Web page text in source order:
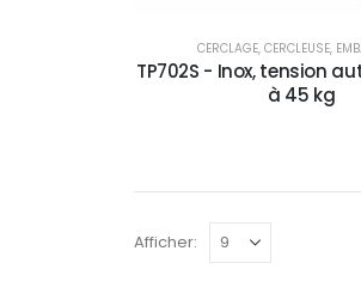
CERCLAGE,CERCLEUSE,
TP702S - Inox, tension
à 45 kg
Afficher: